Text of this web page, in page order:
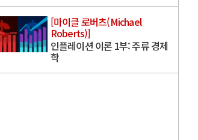
[마이클 로버츠(Michael
Roberts)]
인플레이션 이론 1부: 주류 경제
학